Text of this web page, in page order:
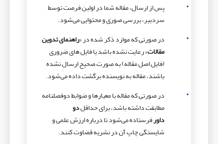
پس از ارسال، مقاله شما در اولین فرصت توسط
سردبیر، بررسی صوری و محتوایی می‌شود.
در صورتی که موارد ذکر شده در «راهنمای تدوین
مقالات» رعایت نشده باشد یا فایل های ضروری
(فایل اصل مقاله) به صورت صحیح ارسال نشده
باشند، مقاله به نویسنده برگشت داده می‌شود.
در صورتی که مقاله با معیارها و ضوابط دوفصلنامه
مطابقت داشته باشد، برای حداقلدو
داورفرستاده می‌شود تا درباره ارزش علمی و
شایستگی چاپ آن در نشریه قضاوت کنند.